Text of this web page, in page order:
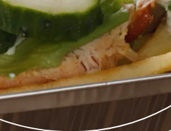
Van sappige